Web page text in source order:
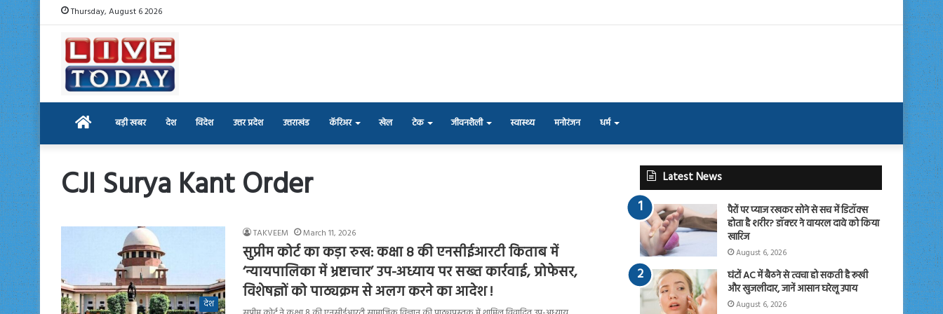
Thursday, August 6 2026
Home बड़ी खबर देश विदेश उत्तर प्रदेश उत्तराखंड कॅरिअर खेल टेक जीवनशैली स्वास्थ्य मनोरंजन धर्म
CJI Surya Kant Order
देश
TAKVEEM March 11, 2026
सुप्रीम कोर्ट का कड़ा रुख: कक्षा 8 की एनसीईआरटी किताब में
‘न्यायपालिका में भ्रष्टाचार’ उप-अध्याय पर सख्त कार्रवाई, प्रोफेसर,
विशेषज्ञों को पाठ्यक्रम से अलग करने का आदेश !
Latest News
पैरों पर प्याज रखकर सोने से सच में डिटॉक्स
होता है शरीर? डॉक्टर ने वायरल दावे को किया
खारिज
August 6, 2026
घंटों AC में बैठने से त्वचा हो सकती है रूखी
और खुजलीदार, जानें आसान घरेलू उपाय
August 6, 2026